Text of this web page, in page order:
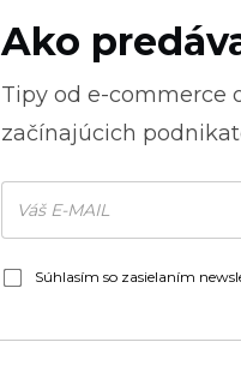
Ako
Tipy od e-commerce
začínajúcich
Súhlasím so zasielaním